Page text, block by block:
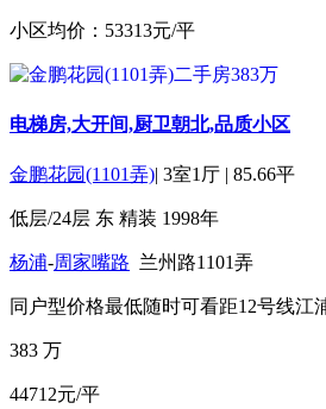
小区均价：53313元/平
电梯房,大开间,厨卫朝北,品质小区
金鹏花园(1101弄)| 3室1厅 | 85.66平
低层/24层 东 精装 1998年
杨浦-周家嘴路 兰州路1101弄
同户型价格最低随时可看距12号线江
383 万
44712元/平